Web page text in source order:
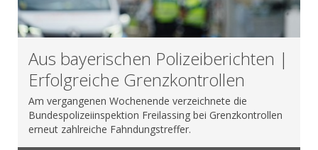
Aus bayerischen Polizeiberichten |
Erfolgreiche Grenzkontrollen
Am vergangenen Wochenende verzeichnete die
Bundespolizeiinspektion Freilassing bei Grenzkontrollen
erneut zahlreiche Fahndungstreffer.